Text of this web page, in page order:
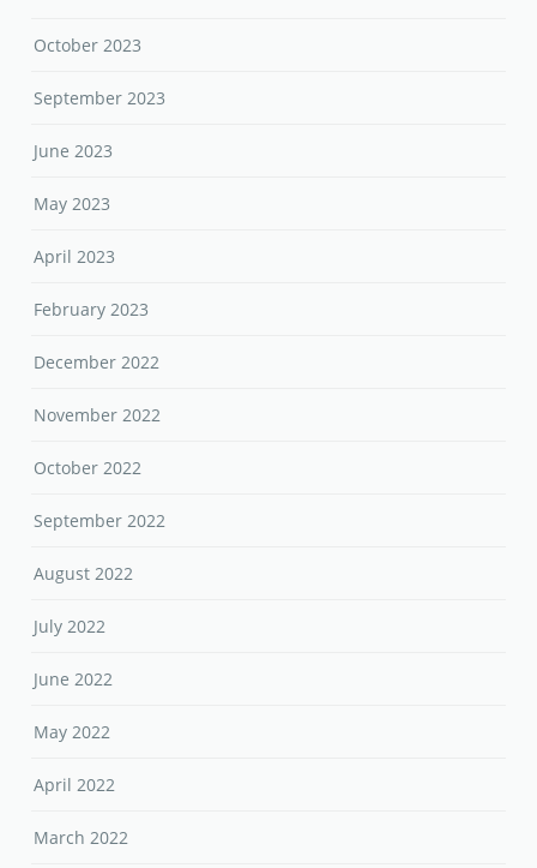
October 2023
September 2023
June 2023
May 2023
April 2023
February 2023
December 2022
November 2022
October 2022
September 2022
August 2022
July 2022
June 2022
May 2022
April 2022
March 2022